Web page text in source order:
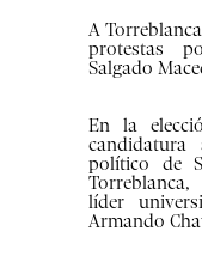
A
protestas
Salgado
En la
político de
líder
Armando